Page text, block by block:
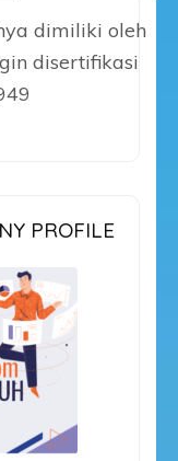
dimiliki oleh
disertifikasi
PROFILE